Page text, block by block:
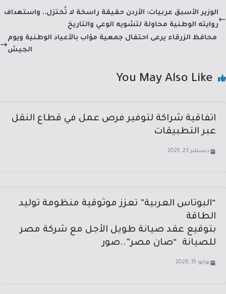
b
o
ok
sA
p
p
a
m
dI
n
الوزير الأسبق عربيات: الأردن حقيقة راسخة لا تُختزل.. واستهداف
روايته الوطنية محاولة لتشويه الوعي والتاريخ
محافظ الزرقاء يرعى احتفال جمعية مؤاب بالأعياد الوطنية ويوم
الجيش
You May Also Like
اتفاقية شراكة لتوفير فرص عمل في قطاع النقل
عبر التطبيقات
ديسمبر 23, 2025
“البوتاس العربية” تعزز موثوقية منظومة توليد
الطاقة
بتوقيع عقد صيانة طويل الأجل مع شركة مصر
للصيانة “صان مصر”..صور
يوليو 15, 2026